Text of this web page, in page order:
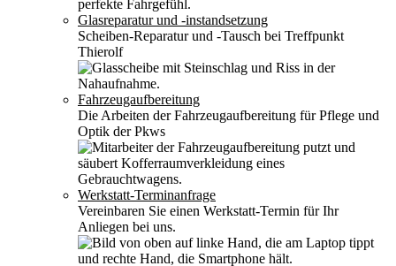
perfekte Fahrgefühl.
Glasreparatur und -instandsetzung
Scheiben-Reparatur und -Tausch bei Treffpunkt
Thierolf
Fahrzeugaufbereitung
Die Arbeiten der Fahrzeugaufbereitung für Pflege und
Optik der Pkws
Werkstatt-Terminanfrage
Vereinbaren Sie einen Werkstatt-Termin für Ihr
Anliegen bei uns.